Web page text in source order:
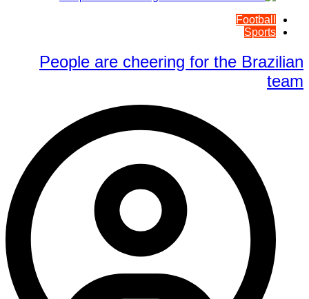
Football
Sports
People are cheering for the Brazilian
team